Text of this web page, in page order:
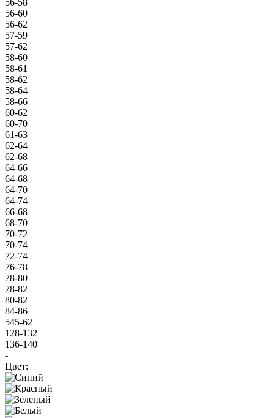
56-60
56-62
57-59
57-62
58-60
58-61
58-62
58-64
58-66
60-62
60-70
61-63
62-64
62-68
64-66
64-68
64-70
64-74
66-68
68-70
70-72
70-74
72-74
76-78
78-80
78-82
80-82
84-86
545-62
128-132
136-140
-
Цвет: